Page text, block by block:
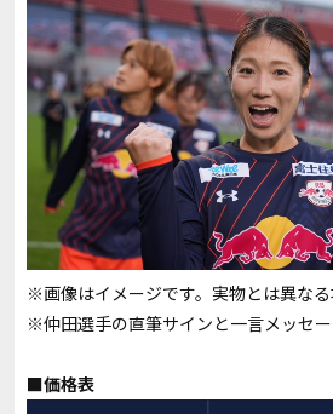
※画像はイメージです。実物とは異なる
※仲田選手の直筆サインと一言メッセー
■価格表